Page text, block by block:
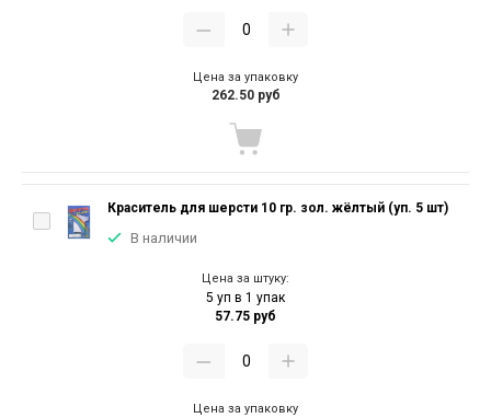
Цена за упаковку
262.50 руб
Краситель для шерсти 10 гр. зол. жёлтый (уп. 5 шт)
В наличии
Цена за штуку:
5 уп в 1 упак
57.75 руб
Цена за упаковку